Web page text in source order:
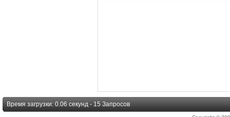
Время загрузки: 0.06 секунд - 15 Запросов